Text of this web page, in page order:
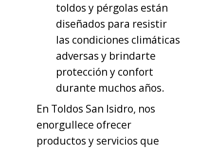
toldos y pérgolas están
diseñados para resistir
las condiciones climáticas
adversas y brindarte
protección y confort
durante muchos años.
En Toldos San Isidro, nos
enorgullece ofrecer
productos y servicios que